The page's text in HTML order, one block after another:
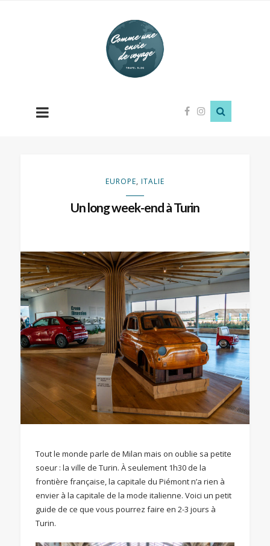
Comme
une
envie
de
EUROPE, ITALIE
Un long week-end à Turin
Tout le monde parle de Milan mais on oublie sa petite
soeur : la ville de Turin. À seulement 1h30 de la
frontière française, la capitale du Piémont n’a rien à
envier à la capitale de la mode italienne. Voici un petit
guide de ce que vous pourrez faire en 2-3 jours à
Turin.